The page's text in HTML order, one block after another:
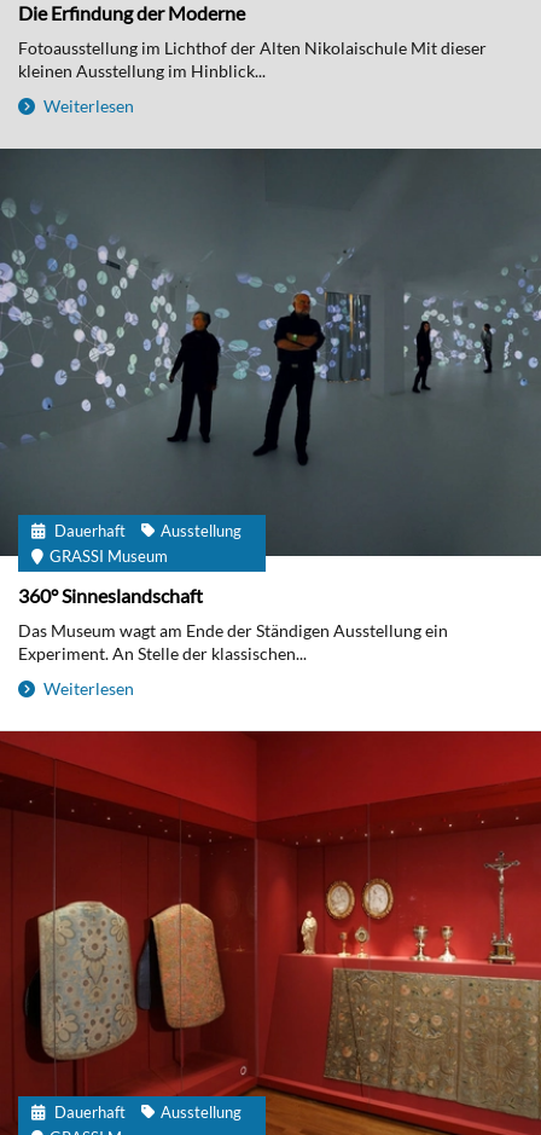
Die Erfindung der Moderne
Fotoausstellung im Lichthof der Alten Nikolaischule Mit dieser
kleinen Ausstellung im Hinblick...
Weiterlesen
Dauerhaft
Ausstellung
GRASSI Museum
360° Sinneslandschaft
Das Museum wagt am Ende der Ständigen Ausstellung ein
Experiment. An Stelle der klassischen...
Weiterlesen
Dauerhaft
Ausstellung